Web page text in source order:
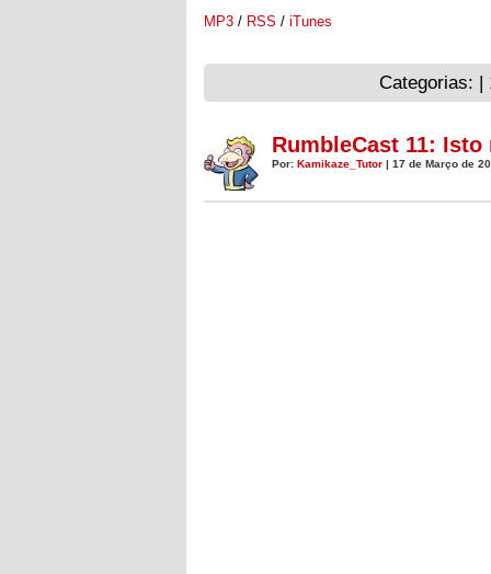
MP3 / RSS / iTunes
Categorias: |
RumbleCast 11:
Por: Kamikaze_Tutor | 17 de Março de